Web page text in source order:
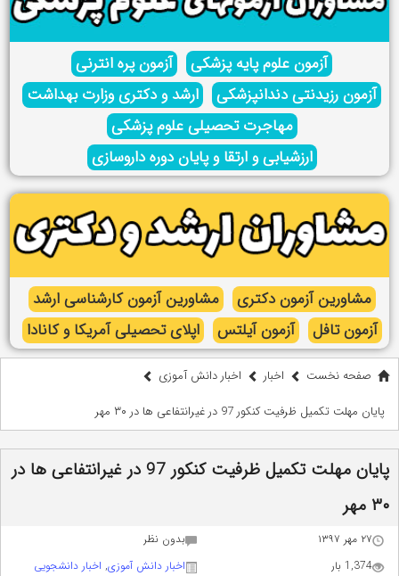
آزمون علوم پایه پزشکی
آزمون پره انترنی
آزمون رزیدنتی دندانپزشکی
ارشد و دکتری وزارت بهداشت
مهاجرت تحصیلی علوم پزشکی
ارزشیابی و ارتقا و پایان دوره داروسازی
مشاورین آزمون دکتری
مشاورین آزمون کارشناسی ارشد
آزمون تافل
آزمون آیلتس اپلای تحصیلی آمریکا و کانادا
صفحه نخست اخبار
اخبار دانش آموزی
پایان مهلت تکمیل ظرفیت کنکور 97 در غیرانتفاعی ها در ۳۰ مهر
پایان مهلت تکمیل ظرفیت کنکور 97 در غیرانتفاعی ها در
۳۰ مهر
۲۷ مهر ۱۳۹۷
بدون نظر
1,374 بار
اخبار دانش آموزی, اخبار دانشجویی